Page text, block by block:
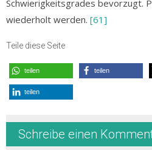
Schwierigkeitsgrades bevorzugt.
wiederholt werden. [61]
Teile diese Seite
teilen teilen
teilen
Schreibe einen